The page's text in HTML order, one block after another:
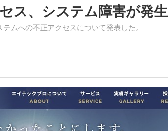
ス、システム障害が発生
ムへの不正アクセスについて発表した。